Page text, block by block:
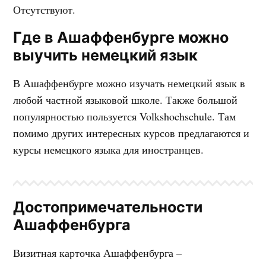
Отсутствуют.
Где в Ашаффенбурге можно
выучить немецкий язык
В Ашаффенбурге можно изучать немецкий язык в
любой частной языковой школе. Также большой
популярностью пользуется Volkshochschule. Там
помимо других интересных курсов предлагаются и
курсы немецкого языка для иностранцев.
Достопримечательности
Ашаффенбурга
Визитная карточка Ашаффенбурга –